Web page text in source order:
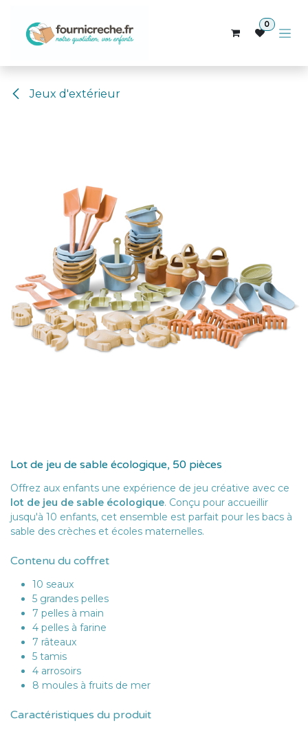
0
Jeux d'extérieur
Lot de jeu de sable écologique, 50 pièces
Offrez aux enfants une expérience de jeu créative avec ce
lot de jeu de sable écologique. Conçu pour accueillir
jusqu'à 10 enfants, cet ensemble est parfait pour les bacs à
sable des crèches et écoles maternelles.
Contenu du coffret
10 seaux
5 grandes pelles
7 pelles à main
4 pelles à farine
7 râteaux
5 tamis
4 arrosoirs
8 moules à fruits de mer
Caractéristiques du produit